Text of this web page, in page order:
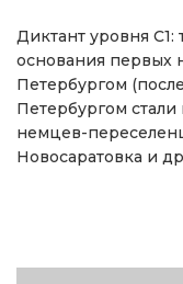
Диктант уровня
основания первых
Петербургом
Петербургом
немцев-
Новосаратовка и